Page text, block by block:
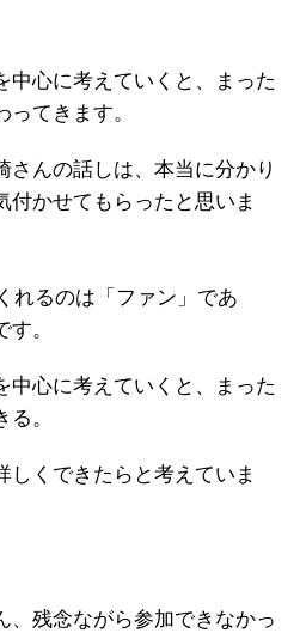
中心に考えていくと、まった
ってきます。
さんの話しは、本当に分かり
付かせてもらったと思いま
れるのは「ファン」であ
。
中心に考えていくと、まった
。
しくできたらと考えていま
、残念ながら参加できなかっ